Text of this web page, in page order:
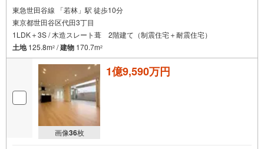
東急世田谷線 「若林」駅 徒歩10分
東京都世田谷区代田3丁目
1LDK＋3S / 木造スレート葺 2階建て（制震住宅＋耐震住宅）
土地125.8m2 /建物 170.7m2
画像36枚
1億9,590万円